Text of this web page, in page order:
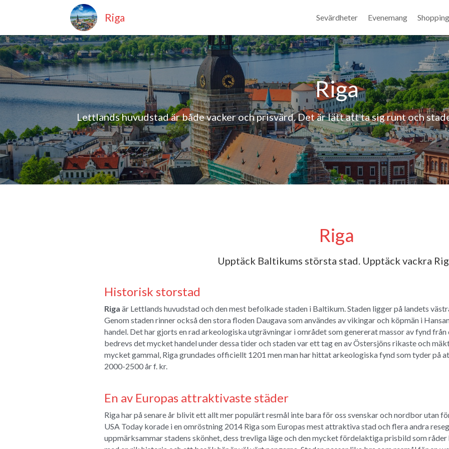
Riga Sevärdheter Evenemang Shopping
Riga
Lettlands huvudstad är både vacker och prisvärd. Det är lätt att ta sig runt och
Riga
Upptäck Baltikums största stad. Upptäck vackra
Historisk storstad
Riga är Lettlands huvudstad och den mest befolkade staden i Baltikum. Staden ligger på landets
Genom staden rinner också den stora floden Daugava som användes av vikingar och köpmän i
handel. Det har gjorts en rad arkeologiska utgrävningar i området som genererat massor av fynd från
bedrevs det mycket handel under dessa tider och staden var ett tag en av Östersjöns rikaste och
mycket gammal, Riga grundades officiellt 1201 men man har hittat arkeologiska fynd som tyder på
2000-2500 år f. kr.
En av Europas attraktivaste städer
Riga har på senare år blivit ett allt mer populärt resmål inte bara för oss svenskar och nordbor utan
USA Today korade i en omröstning 2014 Riga som Europas mest attraktiva stad och flera andra
uppmärksammar stadens skönhet, dess trevliga läge och den mycket fördelaktiga prisbild som råder